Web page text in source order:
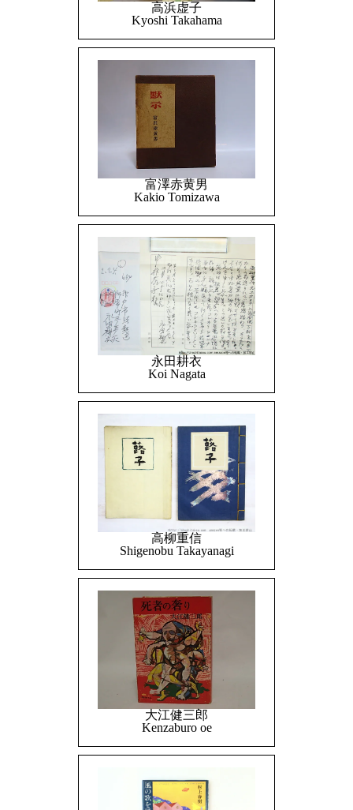
高浜虚子
Kyoshi Takahama
富澤赤黄男
Kakio Tomizawa
永田耕衣
Koi Nagata
高柳重信
Shigenobu Takayanagi
大江健三郎
Kenzaburo oe